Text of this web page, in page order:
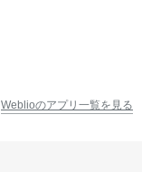
Weblioのアプリ一覧を見る